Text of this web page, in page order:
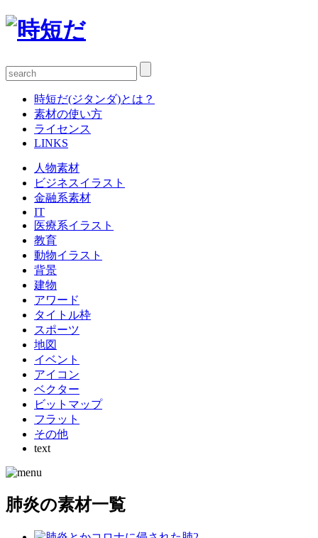
時短だ(ジタンダ)とは？
素材の使い方
ライセンス
LINKS
人物素材
ビジネスイラスト
金融系素材
IT
医療系イラスト
教育
動物イラスト
背景
建物
アワード
タイトル枠
スポーツ
地図
イベント
アイコン
ベクター
ビットマップ
フラット
その他
text
肺炎の素材一覧